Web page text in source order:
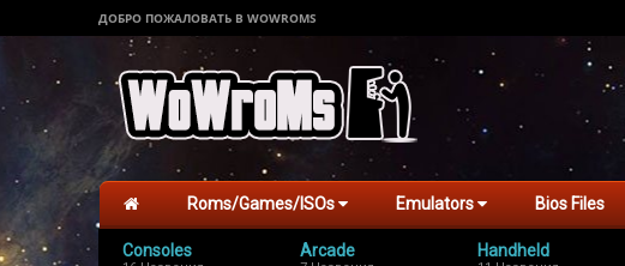
ДОБРО ПОЖАЛОВАТЬ В WOWROMS
Roms/Games/ISOs Emulators Bios Files
Consoles Arcade Handheld